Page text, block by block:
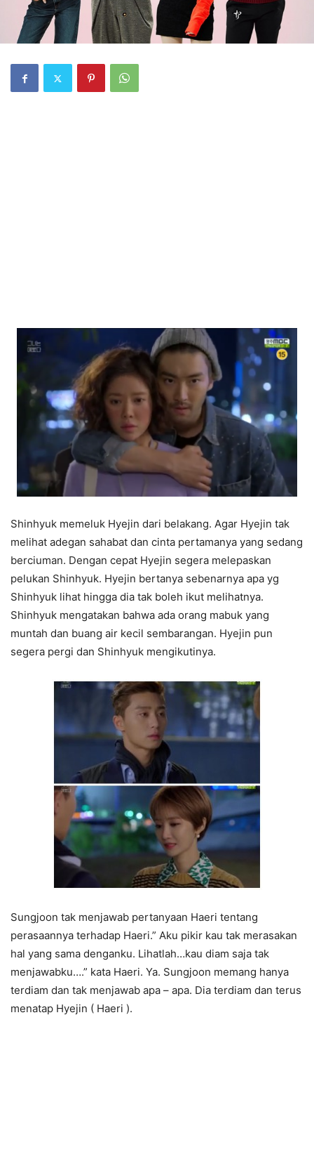
Shinhyuk memeluk Hyejin dari belakang. Agar Hyejin tak
melihat adegan sahabat dan cinta pertamanya yang sedang
berciuman. Dengan cepat Hyejin segera melepaskan
pelukan Shinhyuk. Hyejin bertanya sebenarnya apa yg
Shinhyuk lihat hingga dia tak boleh ikut melihatnya.
Shinhyuk mengatakan bahwa ada orang mabuk yang
muntah dan buang air kecil sembarangan. Hyejin pun
segera pergi dan Shinhyuk mengikutinya.
Sungjoon tak menjawab pertanyaan Haeri tentang
perasaannya terhadap Haeri.” Aku pikir kau tak merasakan
hal yang sama denganku. Lihatlah…kau diam saja tak
menjawabku….” kata Haeri. Ya. Sungjoon memang hanya
terdiam dan tak menjawab apa – apa. Dia terdiam dan terus
menatap Hyejin ( Haeri ).